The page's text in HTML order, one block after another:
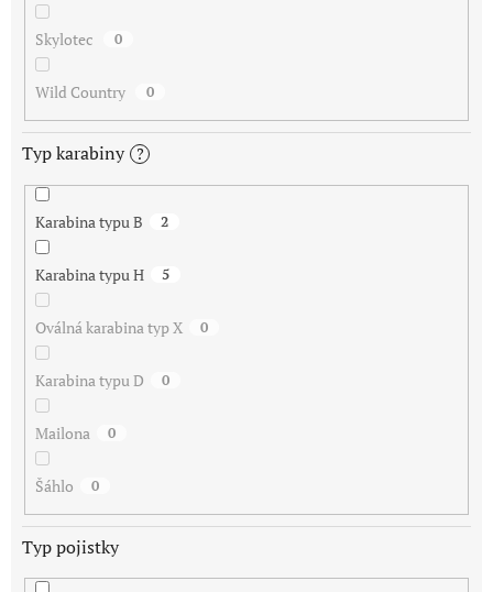
Skylotec 0
Wild Country 0
Typ karabiny ?
Karabina typu B 2
Karabina typu H 5
Oválná karabina typ X 0
Karabina typu D 0
Mailona 0
Šáhlo 0
Typ pojistky